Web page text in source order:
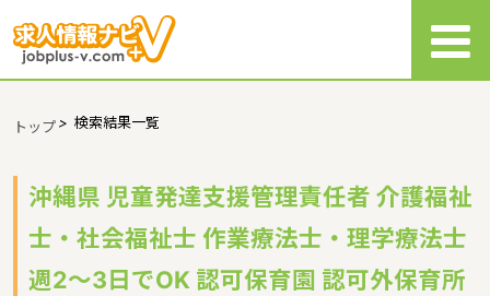
トップ> 検索結果一覧
沖縄県 児童発達支援管理責任者 介護福祉
士・社会福祉士 作業療法士・理学療法士
週2～3日でOK 認可保育園 認可外保育所